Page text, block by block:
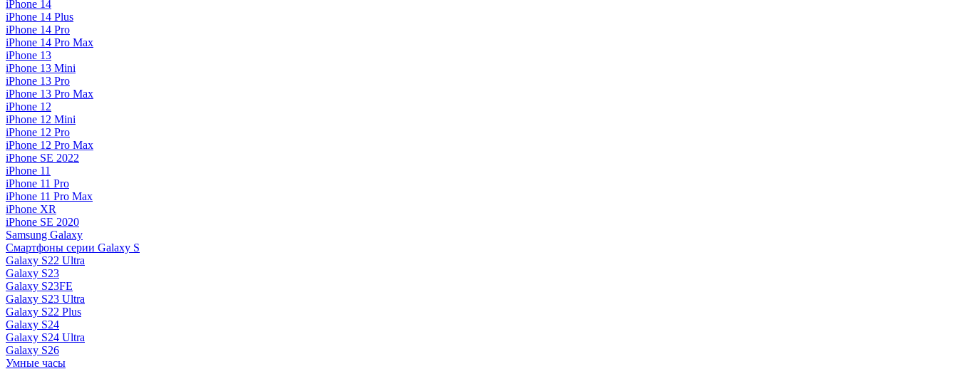
iPhone 14
iPhone 14 Plus
iPhone 14 Pro
iPhone 14 Pro Max
iPhone 13
iPhone 13 Mini
iPhone 13 Pro
iPhone 13 Pro Max
iPhone 12
iPhone 12 Mini
iPhone 12 Pro
iPhone 12 Pro Max
iPhone SE 2022
iPhone 11
iPhone 11 Pro
iPhone 11 Pro Max
iPhone XR
iPhone SE 2020
Samsung Galaxy
Смартфоны серии Galaxy S
Galaxy S22 Ultra
Galaxy S23
Galaxy S23FE
Galaxy S23 Ultra
Galaxy S22 Plus
Galaxy S24
Galaxy S24 Ultra
Galaxy S26
Умные часы